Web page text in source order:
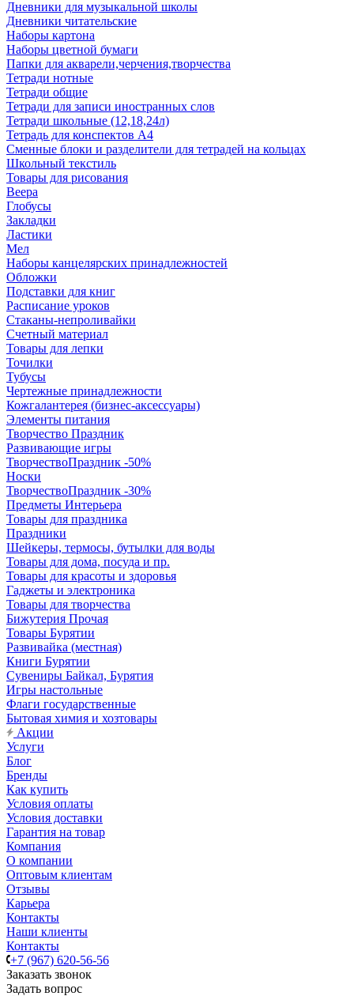
Дневники для музыкальной школы
Дневники читательские
Наборы картона
Наборы цветной бумаги
Папки для акварели,черчения,творчества
Тетради нотные
Тетради общие
Тетради для записи иностранных слов
Тетради школьные (12,18,24л)
Тетрадь для конспектов А4
Сменные блоки и разделители для тетрадей на кольцах
Школьный текстиль
Товары для рисования
Веера
Глобусы
Закладки
Ластики
Мел
Наборы канцелярских принадлежностей
Обложки
Подставки для книг
Расписание уроков
Стаканы-непроливайки
Счетный материал
Товары для лепки
Точилки
Тубусы
Чертежные принадлежности
Кожгалантерея (бизнес-аксессуары)
Элементы питания
Творчество Праздник
Развивающие игры
ТворчествоПраздник -50%
Носки
ТворчествоПраздник -30%
Предметы Интерьера
Товары для праздника
Праздники
Шейкеры, термосы, бутылки для воды
Товары для дома, посуда и пр.
Товары для красоты и здоровья
Гаджеты и электроника
Товары для творчества
Бижутерия Прочая
Товары Бурятии
Развивайка (местная)
Книги Бурятии
Сувениры Байкал, Бурятия
Игры настольные
Флаги государственные
Бытовая химия и хозтовары
Акции
Услуги
Блог
Бренды
Как купить
Условия оплаты
Условия доставки
Гарантия на товар
Компания
О компании
Оптовым клиентам
Отзывы
Карьера
Контакты
Наши клиенты
Контакты
+7 (967) 620-56-56
Заказать звонок
Задать вопрос